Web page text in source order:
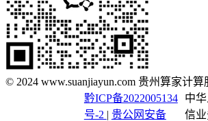
© 2024 www.suanjiayun.com 贵州算家计算
黔ICP备2022005134
号-2 | 贵公网安备
中
信